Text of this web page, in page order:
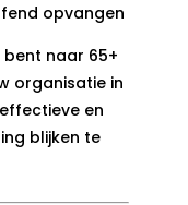
opvangen
naar 65+
organisatie in
en
blijken te